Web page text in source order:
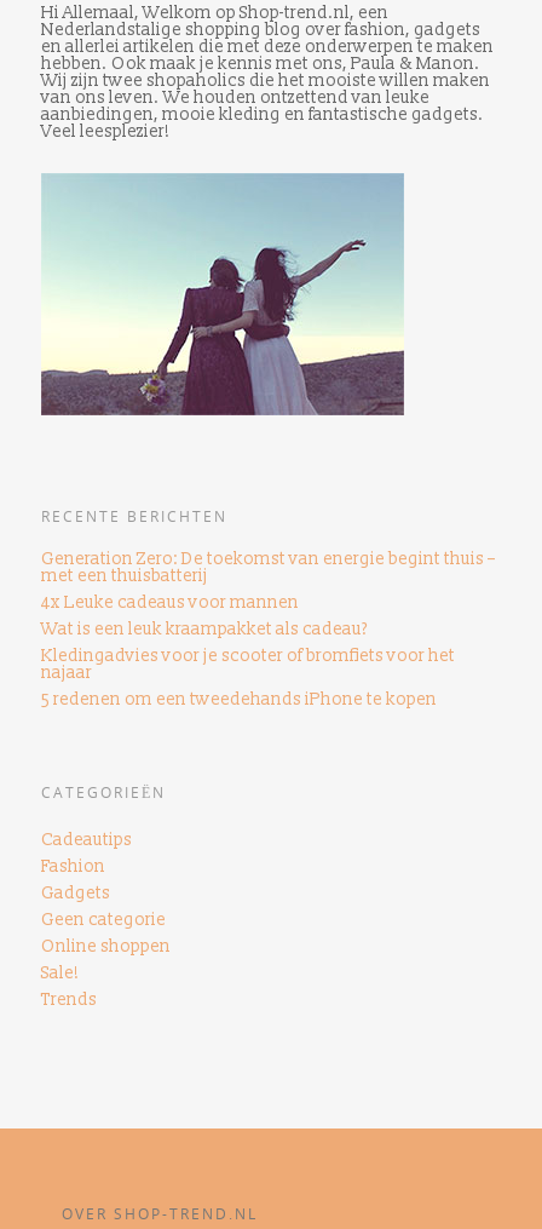
Hi Allemaal, Welkom op Shop-trend.nl, een
Nederlandstalige shopping blog over fashion, gadgets
en allerlei artikelen die met deze onderwerpen te maken
hebben. Ook maak je kennis met ons, Paula & Manon.
Wij zijn twee shopaholics die het mooiste willen maken
van ons leven. We houden ontzettend van leuke
aanbiedingen, mooie kleding en fantastische gadgets.
Veel leesplezier!
RECENTE BERICHTEN
Generation Zero: De toekomst van energie begint thuis –
met een thuisbatterij
4x Leuke cadeaus voor mannen
Wat is een leuk kraampakket als cadeau?
Kledingadvies voor je scooter of bromfiets voor het
najaar
5 redenen om een ​​tweedehands iPhone te kopen
CATEGORIEËN
Cadeautips
Fashion
Gadgets
Geen categorie
Online shoppen
Sale!
Trends
OVER SHOP-TREND.NL